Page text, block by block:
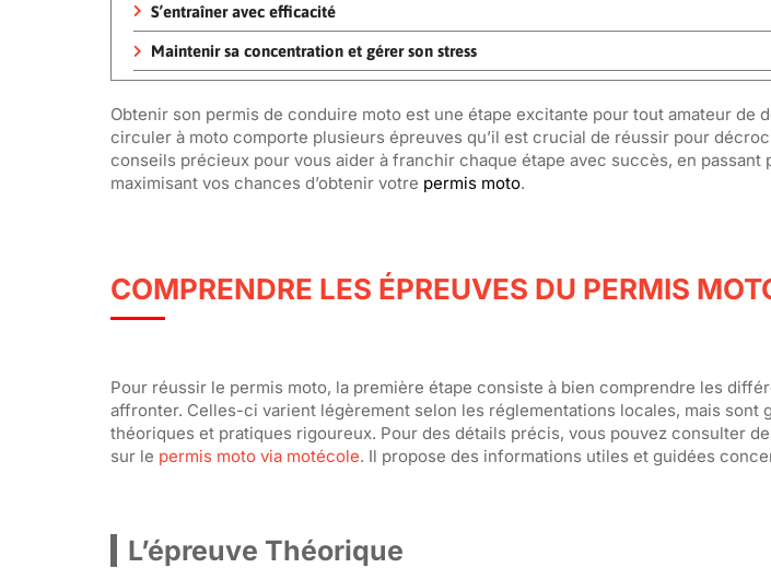
S’entraîner avec efficacité
Maintenir sa concentration et gérer son stress
Obtenir son permis de conduire moto est une étape excitante pour tout amateur de
circuler à moto comporte plusieurs épreuves qu’il est crucial de réussir pour
conseils précieux pour vous aider à franchir chaque étape avec succès, en passant
maximisant vos chances d’obtenir votre permis moto.
COMPRENDRE LES ÉPREUVES DU PERMIS
Pour réussir le permis moto, la première étape consiste à bien comprendre les
affronter. Celles-ci varient légèrement selon les réglementations locales, mais sont
théoriques et pratiques rigoureux. Pour des détails précis, vous pouvez consulter
sur le permis moto via motécole. Il propose des informations utiles et guidées
L’épreuve Théorique